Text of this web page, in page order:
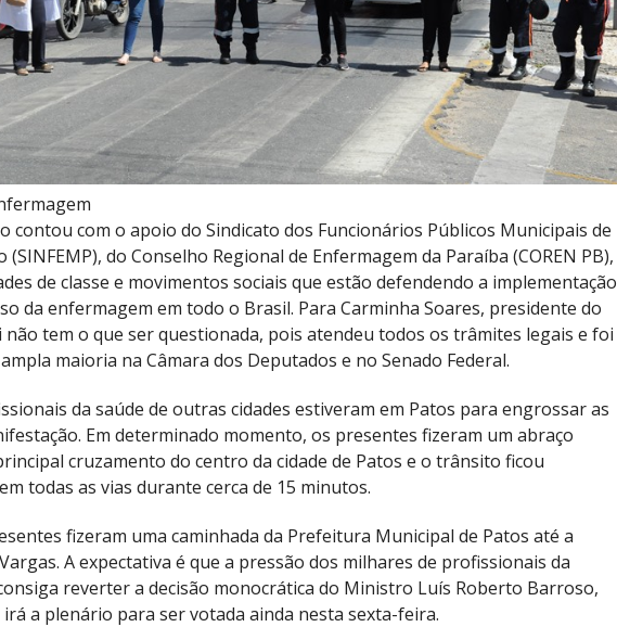
contou com o apoio do Sindicato dos Funcionários Públicos Municipais de
(SINFEMP), do Conselho Regional de Enfermagem da Paraíba (COREN PB),
de classe e movimentos sociais que estão defendendo a implementação
da enfermagem em todo o Brasil. Para Carminha Soares, presidente do
não tem o que ser questionada, pois atendeu todos os trâmites legais e foi
maioria na Câmara dos Deputados e no Senado Federal.
da saúde de outras cidades estiveram em Patos para engrossar as
Em determinado momento, os presentes fizeram um abraço
cruzamento do centro da cidade de Patos e o trânsito ficou
todas as vias durante cerca de 15 minutos.
fizeram uma caminhada da Prefeitura Municipal de Patos até a
A expectativa é que a pressão dos milhares de profissionais da
reverter a decisão monocrática do Ministro Luís Roberto Barroso,
irá a plenário para ser votada ainda nesta sexta-feira.